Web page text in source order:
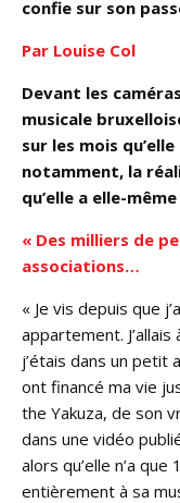
confie sur son
Par Louise Col
Devant les
musicale
sur les mois
notamment, la
qu’elle a elle-
« Des milliers de
associations…
« Je vis depuis que
appartement.
j’étais dans un petit
ont financé ma vie
the Yakuza, de son
dans une vidéo
alors qu’elle n’a
entièrement à sa